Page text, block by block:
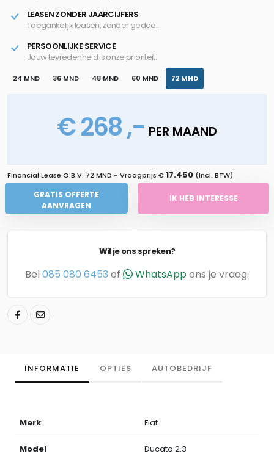
LEASEN ZONDER JAARCIJFERS
Toegankelijk leasen, zonder gedoe.
PERSOONLIJKE SERVICE
Jouw tevredenheid is onze prioriteit.
24 MND 36 MND 48 MND 60 MND 72 MND
€ 268 ,- PER MAAND
Financial Lease O.B.V. 72 MND - Vraagprijs €17.450 (Incl. BTW)
GRATIS OFFERTE
AANVRAGEN
IK HEB INTERESSE
Wil je ons spreken?
Bel 085 080 6453 of WhatsAppons je vraag.
INFORMATIE OPTIES AUTOBEDRIJF
Merk Fiat
Model Ducato 2.3